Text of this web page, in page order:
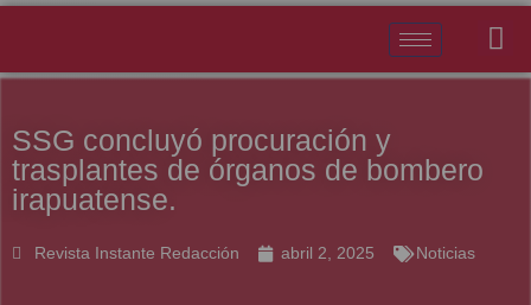
SSG concluyó procuración y
trasplantes de órganos de bombero
irapuatense.
Revista Instante Redacción abril 2, 2025 Noticias